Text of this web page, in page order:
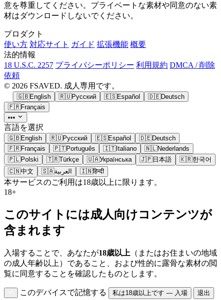
意を尊重してください。プライベートな素材や同意のない素
材はダウンロードしないでください。
プロダクト
使い方 対応サイト ガイド 拡張機能 概要
法的情報
18 U.S.C. 2257 プライバシーポリシー 利用規約 DMCA / 削除
依頼
© 2026 FSAVED. 成人専用です。
🇬🇧English 🇷🇺Русский 🇪🇸Español 🇩🇪Deutsch
🇫🇷Français
•••
言語を選択
🇬🇧English 🇷🇺Русский 🇪🇸Español 🇩🇪Deutsch
🇫🇷Français 🇵🇹Português 🇮🇹Italiano 🇳🇱Nederlands
🇵🇱Polski 🇹🇷Türkçe 🇺🇦Українська 🇯🇵日本語 🇰🇷한국어
🇨🇳中文 🇸🇦العربية 🇮🇳हिन्दी
本サービスのご利用は18歳以上に限ります。
18+
このサイトには成人向けコンテンツが
含まれます
入場することで、あなたが18歳以上 （またはお住まいの地域
の成人年齢以上）であること、および性的に露骨な素材の閲
覧に同意することを確認したものとします。
このデバイスで記憶する 私は18歳以上です — 入場 退出